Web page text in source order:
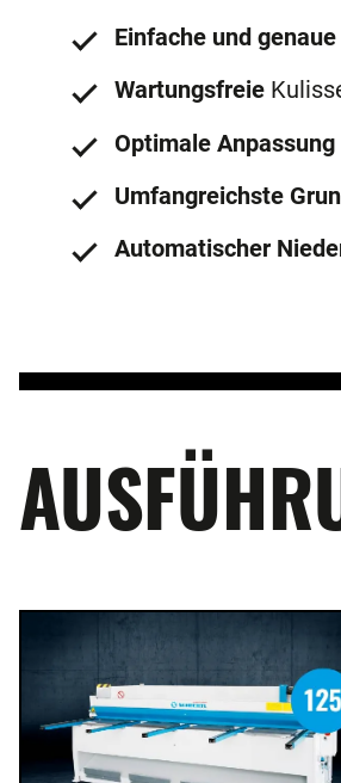
Einfache und
Wartungsfreie
Optimale Anpassung
Umfangreichste
Automatischer